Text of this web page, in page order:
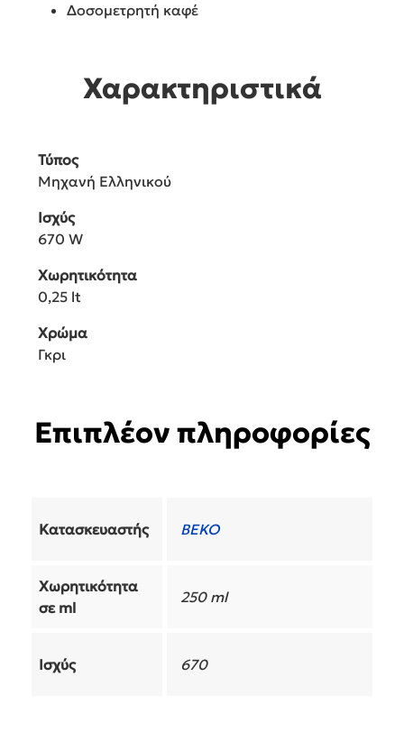
Δοσομετρητή καφέ
Χαρακτηριστικά
Τύπος
Μηχανή Ελληνικού
Ισχύς
670 W
Χωρητικότητα
0,25 lt
Χρώμα
Γκρι
Επιπλέον πληροφορίες
Κατασκευαστής BEKO
Χωρητικότητα
σε ml
250 ml
Ισχύς 670